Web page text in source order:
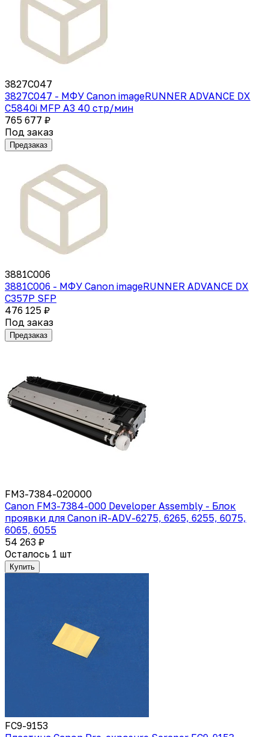
3827C047
3827C047 - МФУ Canon imageRUNNER ADVANCE DX
C5840i MFP А3 40 стр/мин
765 677 ₽
Под заказ
Предзаказ
3881C006
3881C006 - МФУ Canon imageRUNNER ADVANCE DX
C357P SFP
476 125 ₽
Под заказ
Предзаказ
FM3-7384-020000
Canon FM3-7384-000 Developer Assembly - Блок
проявки для Canon iR-ADV-6275, 6265, 6255, 6075,
6065, 6055
54 263 ₽
Осталось 1 шт
Купить
FC9-9153